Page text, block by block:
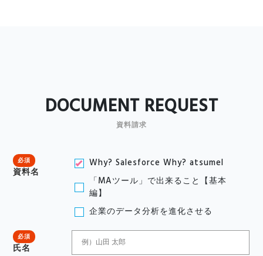
DOCUMENT REQUEST
資料請求
必須
資料名
Why? Salesforce Why? atsumel
「MAツール」で出来ること【基本
編】
企業のデータ分析を進化させる
必須
氏名